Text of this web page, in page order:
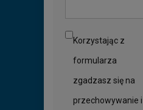
Korzystając z
formularza
zgadzasz się na
przechowywanie i